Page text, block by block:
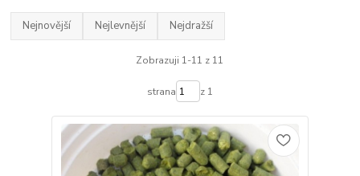
Nejnovější Nejlevnější Nejdražší
Zobrazuji 1-11 z 11
strana z 1